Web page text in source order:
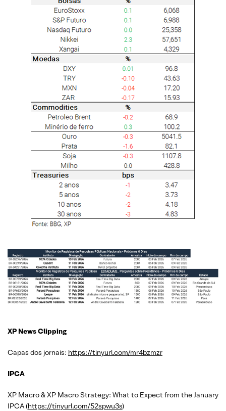
XP News Clipping
Capas dos jornais: https://tinyurl.com/mr4bzmzr
IPCA
XP Macro & XP Macro Strategy: What to Expect from the January
IPCA (https://tinyurl.com/52spwu3s)